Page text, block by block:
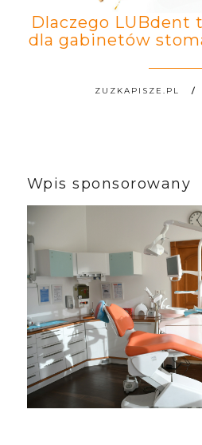
Dlaczego LUBdent
dla gabinetów
ZUZKAPISZE.PL
Wpis sponsorowany